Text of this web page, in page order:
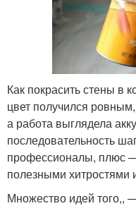
Как покрасить стены в
цвет получился
а работа выглядела
последовательность
профессионалы, плюс —
полезными хитростями
Множество идей того,,